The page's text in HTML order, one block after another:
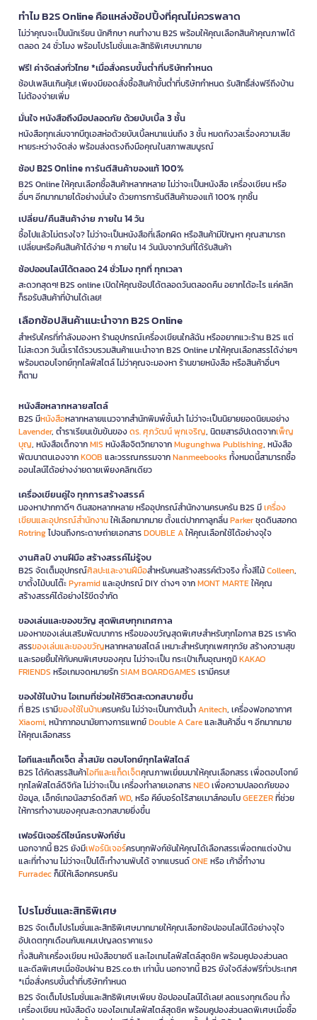
ทำไม B2S Online คือแหล่งช้อปปิ้งที่คุณไม่ควรพลาด
ไม่ว่าคุณจะเป็นนักเรียน นักศึกษา คนทำงาน B2S พร้อมให้คุณเลือกสินค้าคุณภาพได้
ตลอด 24 ชั่วโมง พร้อมโปรโมชั่นและสิทธิพิเศษมากมาย
ฟรี! ค่าจัดส่งทั่วไทย *เมื่อสั่งครบขั้นต่ำที่บริษัทกำหนด
ช้อปเพลินเกินคุ้ม! เพียงมียอดสั่งซื้อสินค้าขั้นต่ำที่บริษัทกำหนด รับสิทธิ์ส่งฟรีถึงบ้าน
ไม่ต้องจ่ายเพิ่ม
มั่นใจ หนังสือถึงมือปลอดภัย ด้วยบับเบิ้ล 3 ชั้น
หนังสือทุกเล่มจากบีทูเอสห่อด้วยบับเบิ้ลหนาแน่นถึง 3 ชั้น หมดกังวลเรื่องความเสีย
หายระหว่างจัดส่ง พร้อมส่งตรงถึงมือคุณในสภาพสมบูรณ์
ช้อป B2S Online การันตีสินค้าของแท้ 100%
B2S Online ให้คุณเลือกซื้อสินค้าหลากหลาย ไม่ว่าจะเป็นหนังสือ เครื่องเขียน หรือ
อื่นๆ อีกมากมายได้อย่างมั่นใจ ด้วยการการันตีสินค้าของแท้ 100% ทุกชิ้น
เปลี่ยน/คืนสินค้าง่าย ภายใน 14 วัน
ซื้อไปแล้วไม่ตรงใจ? ไม่ว่าจะเป็นหนังสือที่เลือกผิด หรือสินค้ามีปัญหา คุณสามารถ
เปลี่ยนหรือคืนสินค้าได้ง่าย ๆ ภายใน 14 วันนับจากวันที่ได้รับสินค้า
ช้อปออนไลน์ได้ตลอด 24 ชั่วโมง ทุกที่ ทุกเวลา
สะดวกสุดๆ! B2S online เปิดให้คุณช้อปได้ตลอดวันตลอดคืน อยากได้อะไร แค่คลิก
ก็รอรับสินค้าที่บ้านได้เลย!
เลือกช้อปสินค้าแนะนำจาก B2S Online
สำหรับใครที่กำลังมองหา ร้านอุปกรณ์เครื่องเขียนใกล้ฉัน หรืออยากแวะร้าน B2S แต่
ไม่สะดวก วันนี้เราได้รวบรวมสินค้าแนะนำจาก B2S Online มาให้คุณเลือกสรรได้ง่ายๆ
พร้อมตอบโจทย์ทุกไลฟ์สไตล์ ไม่ว่าคุณจะมองหา ร้านขายหนังสือ หรือสินค้าอื่นๆ
ก็ตาม
หนังสือหลากหลายสไตล์
B2S มีหนังสือหลากหลายแนวจากสำนักพิมพ์ชั้นนำ ไม่ว่าจะเป็นนิยายยอดนิยมอย่าง
Lavender, ตำราเรียนเข้มข้นของดร. ศุภวัฒน์ พุกเจริญ, นิตยสารอัปเดตจากเพ็ญ
บุญ, หนังสือเด็กจากMIS หนังสือจิตวิทยาจากMugunghwa Publishing, หนังสือ
พัฒนาตนเองจากKOOB และวรรณกรรมจากNanmeebooks ทั้งหมดนี้สามารถซื้อ
ออนไลน์ได้อย่างง่ายดายเพียงคลิกเดียว
เครื่องเขียนคู่ใจ ทุกการสร้างสรรค์
มองหาปากกาดีๆ ดินสอหลากหลาย หรืออุปกรณ์สำนักงานครบครัน B2S มีเครื่อง
เขียนและอุปกรณ์สำนักงานให้เลือกมากมาย ตั้งแต่ปากกาลูกลื่นParkerชุดดินสอกด
Rotringไปจนถึงกระดาษถ่ายเอกสารDOUBLE Aให้คุณเลือกใช้ได้อย่างจุใจ
งานศิลป์ งานฝีมือ สร้างสรรค์ไม่รู้จบ
B2S จัดเต็มอุปกรณ์ศิลปะและงานฝีมือสำหรับคนสร้างสรรค์ตัวจริง ทั้งสีไม้Colleen,
ขาตั้งไม้บนโต๊ะPyramidและอุปกรณ์ DIY ต่างๆ จากMONT MARTEให้คุณ
สร้างสรรค์ได้อย่างไร้ขีดจำกัด
ของเล่นและของขวัญ สุดพิเศษทุกเทศกาล
มองหาของเล่นเสริมพัฒนาการ หรือของขวัญสุดพิเศษสำหรับทุกโอกาส B2S เราคัด
สรรของเล่นและของขวัญหลากหลายสไตล์ เหมาะสำหรับทุกเพศทุกวัย สร้างความสุข
และรอยยิ้มให้กับคนพิเศษของคุณ ไม่ว่าจะเป็น กระเป๋าเก็บอุณหภูมิKAKAO
FRIENDS หรือเกมจดหมายรักSIAM BOARDGAMES เรามีครบ!
ของใช้ในบ้าน ไอเทมที่ช่วยให้ชีวิตสะดวกสบายขึ้น
ที่ B2S เรามีของใช้ในบ้านครบครัน ไม่ว่าจะเป็นกาต้มน้ำAnitech, เครื่องฟอกอากาศ
Xiaomi, หน้ากากอนามัยทางการแพทย์Double A Careและสินค้าอื่น ๆ อีกมากมาย
ให้คุณเลือกสรร
ไอทีและแก็ดเจ็ต ล้ำสมัย ตอบโจทย์ทุกไลฟ์สไตล์
B2S ได้คัดสรรสินค้าไอทีและแก็ดเจ็ตคุณภาพเยี่ยมมาให้คุณเลือกสรร เพื่อตอบโจทย์
ทุกไลฟ์สไตล์ดิจิทัล ไม่ว่าจะเป็น เครื่องทำลายเอกสารNEOเพื่อความปลอดภัยของ
ข้อมูล, เอ็กซ์เทอนัลฮาร์ดดิสก์WD, หรือ คีย์บอร์ดไร้สายเมาส์คอมโบGEEZERที่ช่วย
ให้การทำงานของคุณสะดวกสบายยิ่งขึ้น
เฟอร์นิเจอร์ดีไซน์ครบฟังก์ชั่น
นอกจากนี้ B2S ยังมีเฟอร์นิเจอร์ครบทุกฟังก์ชันให้คุณได้เลือกสรรเพื่อตกแต่งบ้าน
และที่ทำงาน ไม่ว่าจะเป็นโต๊ะทำงานพับได้ จากแบรนด์ONEหรือ เก้าอี้ทำงาน
Furradecก็มีให้เลือกครบครัน
โปรโมชั่นและสิทธิพิเศษ
B2S จัดเต็มโปรโมชั่นและสิทธิพิเศษมากมายให้คุณเลือกช้อปออนไลน์ได้อย่างจุใจ
อัปเดตทุกเดือนกับแคมเปญลดราคาแรง
ทั้งสินค้าเครื่องเขียน หนังสือขายดี และไอเทมไลฟ์สไตล์สุดชิค พร้อมคูปองส่วนลด
และดีลพิเศษเมื่อช้อปผ่าน B2S.co.th เท่านั้น นอกจากนี้ B2S ยังใจดีส่งฟรีทั่วประเทศ
*เมื่อสั่งครบขั้นต่ำที่บริษัทกำหนด
B2S จัดเต็มโปรโมชั่นและสิทธิพิเศษเพียบ ช้อปออนไลน์ได้เลย! ลดแรงทุกเดือน ทั้ง
เครื่องเขียน หนังสือดัง ของไอเทมไลฟ์สไตล์สุดชิค พร้อมคูปองส่วนลดพิเศษเมื่อซื้อ